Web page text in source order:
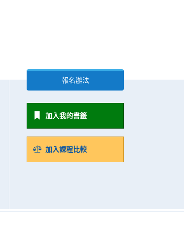
報名辦法
加入我的書籤
加入課程比較